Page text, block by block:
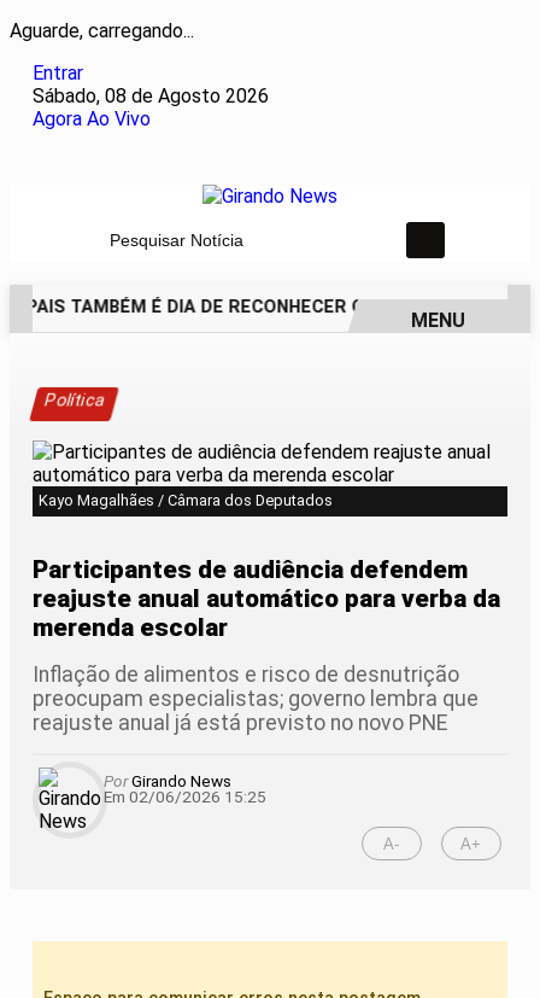
Aguarde, carregando...
Entrar
Sábado, 08 de Agosto 2026
Agora Ao Vivo
Pesquisar Notícia
PAIS TAMBÉM É DIA DE RECONHECER QUEM ESTEVE
MENU
Política
Kayo Magalhães / Câmara dos Deputados
Participantes de audiência defendem
reajuste anual automático para verba da
merenda escolar
Inflação de alimentos e risco de desnutrição
preocupam especialistas; governo lembra que
reajuste anual já está previsto no novo PNE
PorGirando News
Em 02/06/2026 15:25
A- A+